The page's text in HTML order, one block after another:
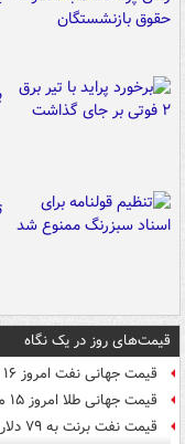
قیمت‌های روز در یک نگاه
قیمت جهانی نفت امروز ۱۶ مرداد
قیمت جهانی طلا امروز ۱۵ مرداد
قیمت نفت برنت به ۷۹ دلار رسید